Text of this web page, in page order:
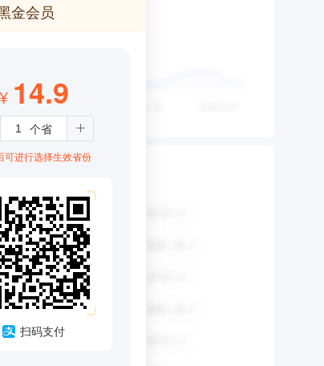
金会员
¥ 14.9
可进行选择生效省份
扫码支付